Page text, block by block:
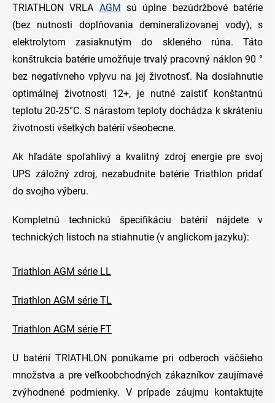
TRIATHLON VRLA AGM sú úplne bezúdržbové batérie
(bez nutnosti doplňovania demineralizovanej vody), s
elektrolytom zasiaknutým do skleného rúna. Táto
konštrukcia batérie umožňuje trvalý pracovný náklon 90 °
bez negatívneho vplyvu na jej životnosť. Na dosiahnutie
optimálnej životnosti 12+, je nutné zaistiť konštantnú
teplotu 20-25°C. S nárastom teploty dochádza k skráteniu
životnosti všetkých batérií všeobecne.
Ak hľadáte spoľahlivý a kvalitný zdroj energie pre svoj
UPS záložný zdroj, nezabudnite batérie Triathlon pridať
do svojho výberu.
Kompletnú technickú špecifikáciu batérií nájdete v
technických listoch na stiahnutie (v anglickom jazyku):
Triathlon AGM série LL
Triathlon AGM série TL
Triathlon AGM série FT
U batérií TRIATHLON ponúkame pri odberoch väčšieho
množstva a pre veľkoobchodných zákazníkov zaujímavé
zvýhodnené podmienky. V prípade záujmu kontaktujte